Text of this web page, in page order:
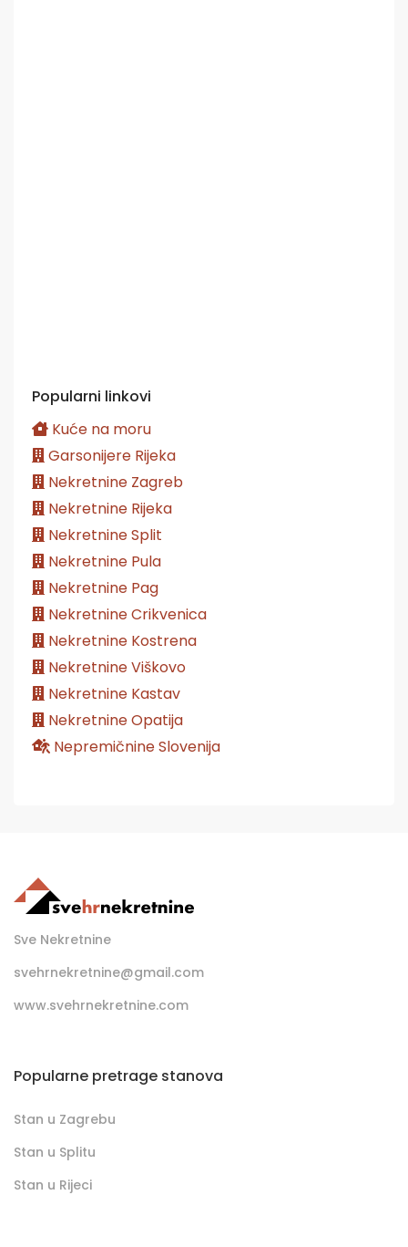
Popularni linkovi
Kuće na moru
Garsonijere Rijeka
Nekretnine Zagreb
Nekretnine Rijeka
Nekretnine Split
Nekretnine Pula
Nekretnine Pag
Nekretnine Crikvenica
Nekretnine Kostrena
Nekretnine Viškovo
Nekretnine Kastav
Nekretnine Opatija
Nepremičnine Slovenija
Sve Nekretnine
svehrnekretnine@gmail.com
www.svehrnekretnine.com
Popularne pretrage stanova
Stan u Zagrebu
Stan u Splitu
Stan u Rijeci